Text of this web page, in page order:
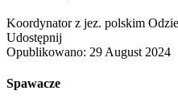
Koordynator z jez. polskim
Udostępnij
Opublikowano: 29 August 2024
Spawacze